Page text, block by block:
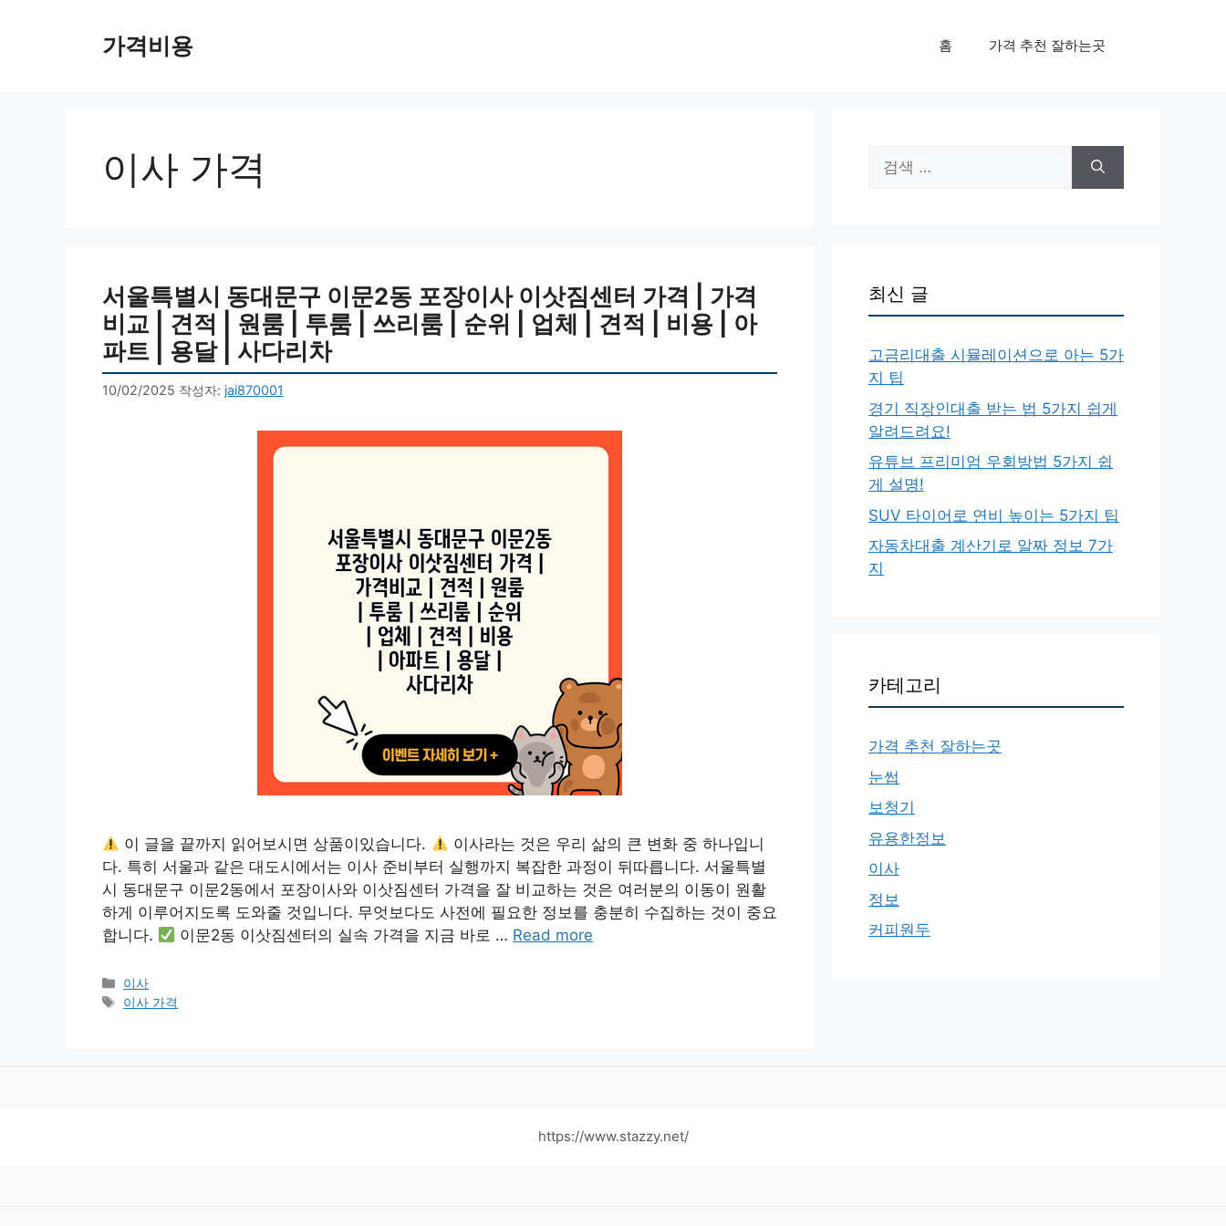
가격비용 홈 가격 추천 잘하는곳
이사 가격
서울특별시 동대문구 이문2동 포장이사 이삿짐센터 가격 | 가격
비교 | 견적 | 원룸 | 투룸 | 쓰리룸 | 순위 | 업체 | 견적 | 비용 | 아
파트 | 용달 | 사다리차
10/02/2025 작성자: jai870001
이 글을 끝까지 읽어보시면 상품이있습니다.
이사라는 것은 우리 삶의 큰 변화 중 하나입니
다. 특히 서울과 같은 대도시에서는 이사 준비부터 실행까지 복잡한 과정이 뒤따릅니다. 서울특별
시 동대문구 이문2동에서 포장이사와 이삿짐센터 가격을 잘 비교하는 것은 여러분의 이동이 원활
하게 이루어지도록 도와줄 것입니다. 무엇보다도 사전에 필요한 정보를 충분히 수집하는 것이 중요
합니다.
이문2동 이삿짐센터의 실속 가격을 지금 바로 … Read more
카
테
이사
태
이사 가격
색:
최신 글
고금리대출 시뮬레이션으로 아는 5가
지 팁
경기 직장인대출 받는 법 5가지 쉽게
알려드려요!
유튜브 프리미엄 우회방법 5가지 쉽
게 설명!
SUV 타이어로 연비 높이는 5가지 팁
자동차대출 계산기로 알짜 정보 7가
지
카테고리
가격 추천 잘하는곳
눈썹
보청기
유용한정보
이사
정보
커피원두
https://www.stazzy.net/